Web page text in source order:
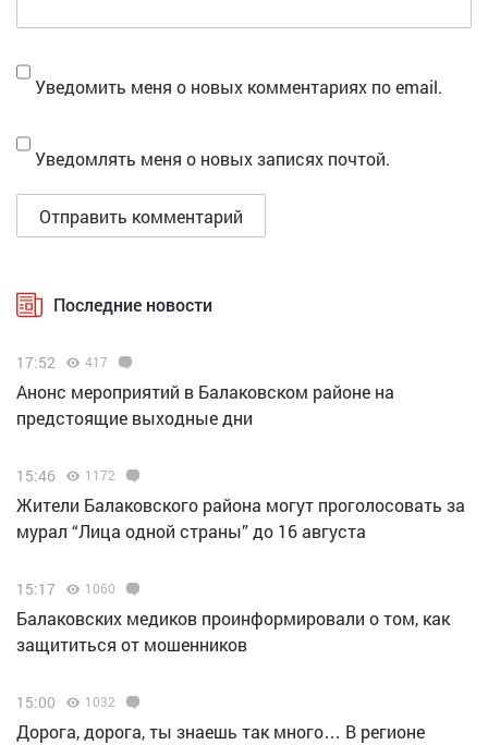
Уведомить меня о новых комментариях по email.
Уведомлять меня о новых записях почтой.
Последние новости
17:52 417
Анонс мероприятий в Балаковском районе на
предстоящие выходные дни
15:46 1172
Жители Балаковского района могут проголосовать за
мурал “Лица одной страны” до 16 августа
15:17 1060
Балаковских медиков проинформировали о том, как
защититься от мошенников
15:00 1032
Дорога, дорога, ты знаешь так много… В регионе